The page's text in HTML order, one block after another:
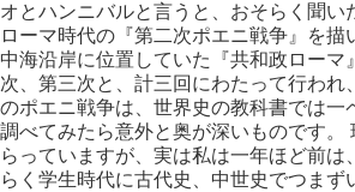
オとハンニバルと言うと、おそらく聞
ローマ時代の『第二次ポエニ戦争』を
中海沿岸に位置していた『共和政ロー
次、第三次と、計三回にわたって行わ
のポエニ戦争は、世界史の教科書では
調べてみたら意外と奥が深いものです
らっていますが、実は私は一年ほど前
らく学生時代に古代史、中世史でつま